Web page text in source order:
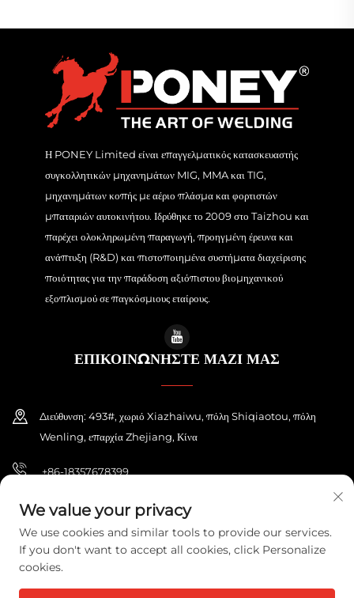
Η PONEY Limited είναι επαγγελματικός κατασκευαστής
συγκολλητικών μηχανημάτων MIG, MMA και TIG,
μηχανημάτων κοπής με αέριο πλάσμα και φορτιστών
μπαταριών αυτοκινήτου. Ιδρύθηκε το 2009 στο Taizhou και
παρέχει ολοκληρωμένη παραγωγή, προηγμένη έρευνα και
ανάπτυξη (R&D) και πιστοποιημένα συστήματα διαχείρισης
ποιότητας για την παράδοση αξιόπιστου βιομηχανικού
εξοπλισμού σε παγκόσμιους εταίρους.
ΕΠΙΚΟΙΝΩΝΗΣΤΕ ΜΑΖΙ ΜΑΣ
Διεύθυνση: 493#, χωριό Xiazhaiwu, πόλη Shiqiaotou, πόλη
Wenling, επαρχία Zhejiang, Κίνα
+86-18357678399
[email protected]
Πνευματική ιδιοκτησία © 2026 ZHEJIANG PONEY ELECTRIC CO.,LTD. Με
επιφύλαξη παντός δικαιώματος. Πολιτική Απορρήτου
We value your privacy
We use cookies and similar tools to provide our services.
If you don't want to accept all cookies, click Personalize
cookies.